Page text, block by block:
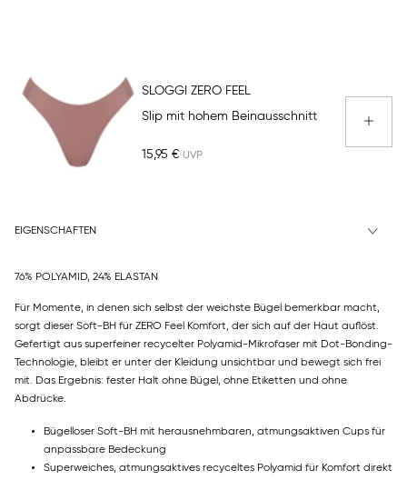
SLOGGI ZERO FEEL
Slip mit hohem Beinausschnitt
15,95 €
EIGENSCHAFTEN
76% POLYAMID, 24% ELASTAN
Für Momente, in denen sich selbst der weichste Bügel bemerkbar macht,
sorgt dieser Soft-BH für ZERO Feel Komfort, der sich auf der Haut auflöst.
Gefertigt aus superfeiner recycelter Polyamid-Mikrofaser mit Dot-Bonding-
Technologie, bleibt er unter der Kleidung unsichtbar und bewegt sich frei
mit. Das Ergebnis: fester Halt ohne Bügel, ohne Etiketten und ohne
Abdrücke.
Bügelloser Soft-BH mit herausnehmbaren, atmungsaktiven Cups für
anpassbare Bedeckung
Superweiches, atmungsaktives recyceltes Polyamid für Komfort direkt